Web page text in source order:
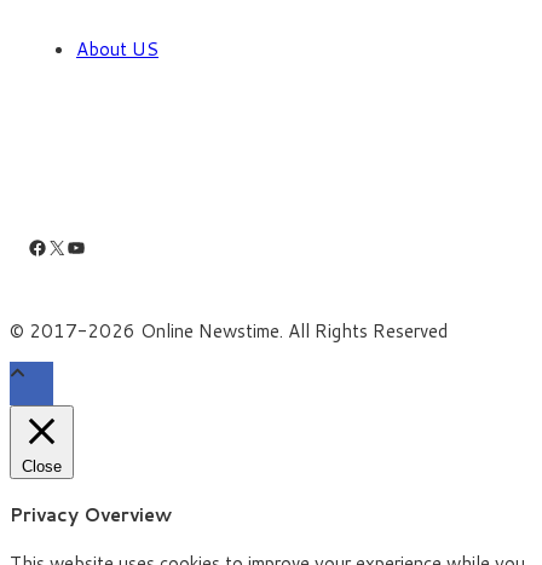
About US
Facebook
X YouTube
© 2017-2026 Online Newstime. All Rights Reserved
Close
Privacy Overview